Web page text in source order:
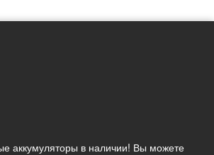
аккумуляторы в наличии! Вы можете